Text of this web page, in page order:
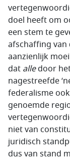
doel heeft om
een stem te
afschaffing van
aanzienlijk
dat alledoor
nagestreefde
federalisme
genoemde
niet van
juridisch
dus van stand